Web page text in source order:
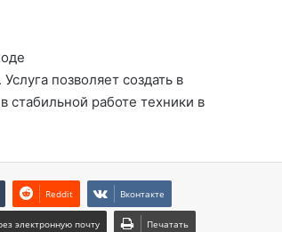
позволяет создать в
работе техники в
Reddit Вконтакте
электронную почту Печатать